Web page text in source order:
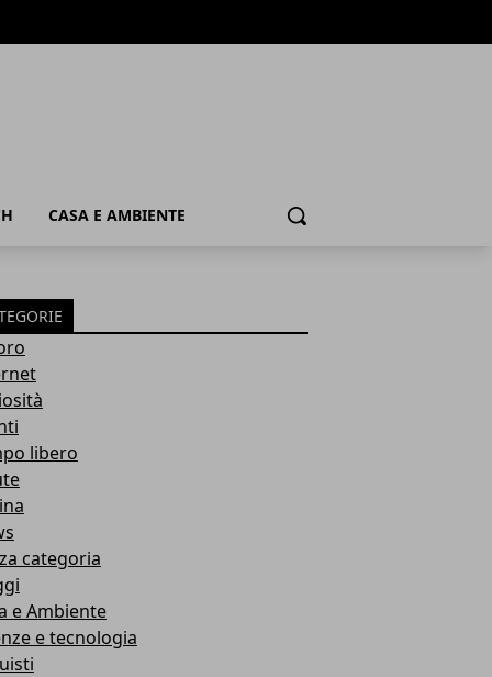
CASA E AMBIENTE Cerca
libero
categoria
e Ambiente
e tecnologia